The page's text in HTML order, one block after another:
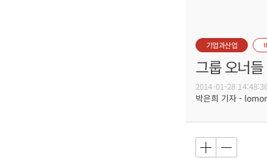
기업과산업
그룹 오너
2014-01-28
박은희 기자 -